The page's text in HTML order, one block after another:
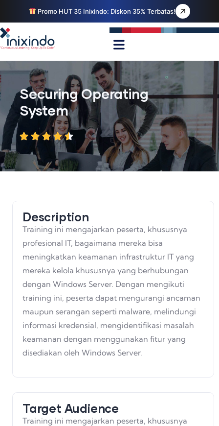
Promo HUT 35 Inixindo: Diskon 35% Terbatas!
Securing Operating
System
Description
Training ini mengajarkan peserta, khususnya
profesional IT, bagaimana mereka bisa
meningkatkan keamanan infrastruktur IT yang
mereka kelola khususnya yang berhubungan
dengan Windows Server. Dengan mengikuti
training ini, peserta dapat mengurangi ancaman
maupun serangan seperti malware, melindungi
informasi kredensial, mengidentifikasi masalah
keamanan dengan menggunakan fitur yang
disediakan oleh Windows Server.
Target Audience
Training ini mengajarkan peserta, khususnya